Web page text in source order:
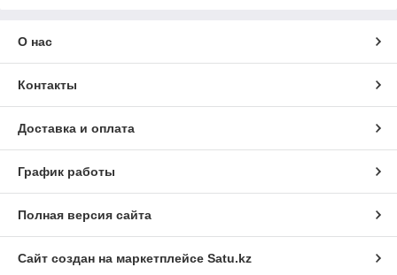
О нас
Контакты
Доставка и оплата
График работы
Полная версия сайта
Сайт создан на маркетплейсе Satu.kz